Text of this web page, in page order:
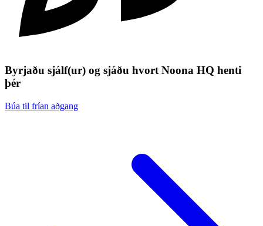
Byrjaðu sjálf(ur) og sjáðu hvort Noona HQ henti
þér
Búa til frían aðgang